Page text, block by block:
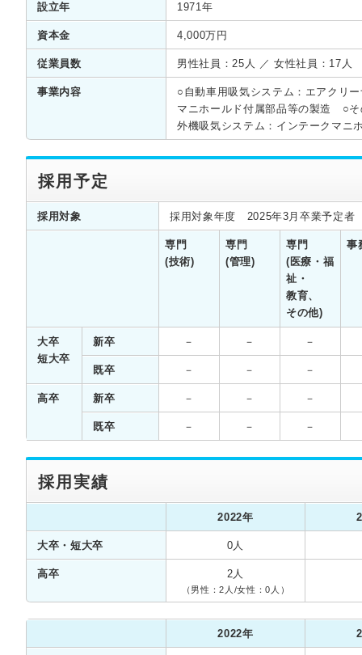
設立年 1971年
資本金 4,000万円
従業員数 男性社員：25人 ／ 女性社員：17人
事業内容
○自動車用吸気システム：エアクリ
マニホールド付属部品等の製造 ○
外機吸気システム：インテークマ
採用予定
採用対象 採用対象年度 2025年3月卒業予定者
専門
(技術)
専門
(管理)
専門
(医療・福
祉・
教育、
その他)
事
大卒
短大卒
新卒 － － －
既卒 － － －
高卒 新卒 － － －
既卒 － － －
採用実績
2022年
大卒・短大卒 0人
高卒 2人
（男性：2人/女性：0人）
2022年